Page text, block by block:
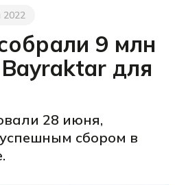
2022
9 млн
для
28 июня,
сбором в